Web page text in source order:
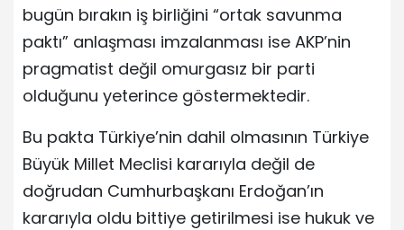
bugün bırakın iş birliğini “ortak savunma
paktı” anlaşması imzalanması ise AKP’nin
pragmatist değil omurgasız bir parti
olduğunu yeterince göstermektedir.
Bu pakta Türkiye’nin dahil olmasının Türkiye
Büyük Millet Meclisi kararıyla değil de
doğrudan Cumhurbaşkanı Erdoğan’ın
kararıyla oldu bittiye getirilmesi ise hukuk ve